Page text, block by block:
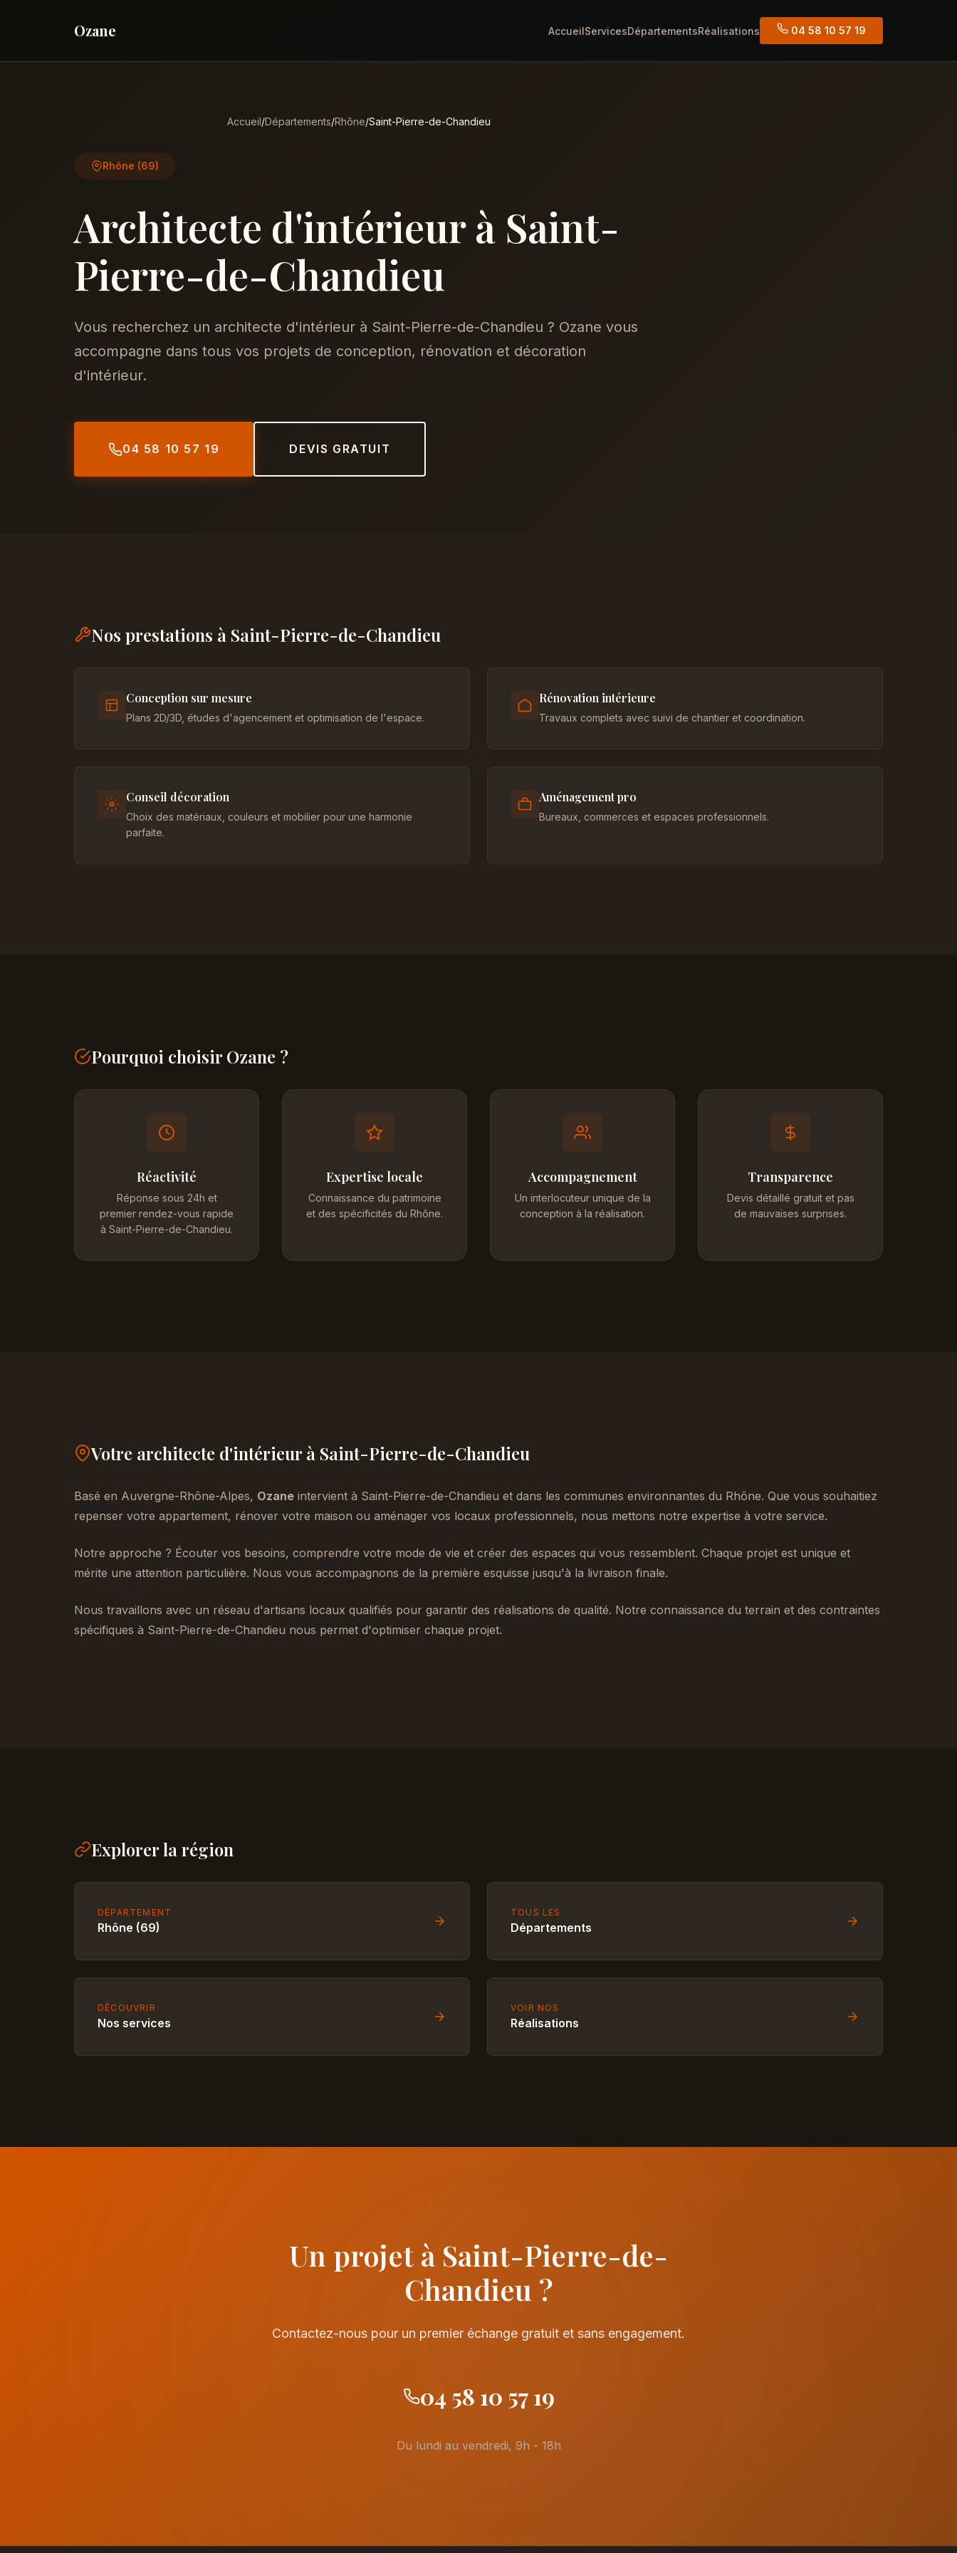
Ozane AccueilServicesDépartementsRéalisations 04 58 10 57 19
Accueil/Départements/Rhône/Saint-Pierre-de-Chandieu
Rhône (69)
Architecte d'intérieur à Saint-
Pierre-de-Chandieu
Vous recherchez un architecte d'intérieur à Saint-Pierre-de-Chandieu ? Ozane vous
accompagne dans tous vos projets de conception, rénovation et décoration
d'intérieur.
04 58 10 57 19 DEVIS GRATUIT
Nos prestations à Saint-Pierre-de-Chandieu
Conception sur mesure
Plans 2D/3D, études d'agencement et optimisation de l'espace.
Rénovation intérieure
Travaux complets avec suivi de chantier et coordination.
Conseil décoration
Choix des matériaux, couleurs et mobilier pour une harmonie
parfaite.
Aménagement pro
Bureaux, commerces et espaces professionnels.
Pourquoi choisir Ozane ?
Réactivité
Réponse sous 24h et
premier rendez-vous rapide
à Saint-Pierre-de-Chandieu.
Expertise locale
Connaissance du patrimoine
et des spécificités du Rhône.
Accompagnement
Un interlocuteur unique de la
conception à la réalisation.
Transparence
Devis détaillé gratuit et pas
de mauvaises surprises.
Votre architecte d'intérieur à Saint-Pierre-de-Chandieu
Basé en Auvergne-Rhône-Alpes, Ozane intervient à Saint-Pierre-de-Chandieu et dans les communes environnantes du Rhône. Que vous souhaitiez
repenser votre appartement, rénover votre maison ou aménager vos locaux professionnels, nous mettons notre expertise à votre service.
Notre approche ? Écouter vos besoins, comprendre votre mode de vie et créer des espaces qui vous ressemblent. Chaque projet est unique et
mérite une attention particulière. Nous vous accompagnons de la première esquisse jusqu'à la livraison finale.
Nous travaillons avec un réseau d'artisans locaux qualifiés pour garantir des réalisations de qualité. Notre connaissance du terrain et des contraintes
spécifiques à Saint-Pierre-de-Chandieu nous permet d'optimiser chaque projet.
Explorer la région
DÉPARTEMENT
Rhône (69)
TOUS LES
Départements
DÉCOUVRIR
Nos services
VOIR NOS
Réalisations
Un projet à Saint-Pierre-de-
Chandieu ?
Contactez-nous pour un premier échange gratuit et sans engagement.
04 58 10 57 19
Du lundi au vendredi, 9h - 18h